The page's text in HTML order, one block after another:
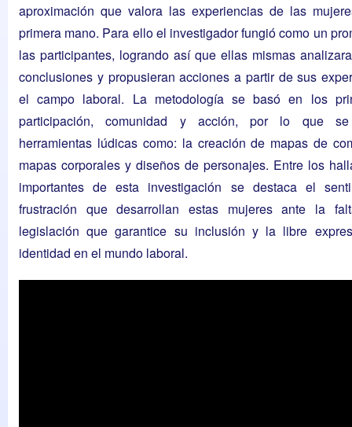
aproximación que valora las experiencias de las
primera mano. Para ello el investigador fungió como un
las participantes, logrando así que ellas mismas
conclusiones y propusieran acciones a partir de sus
el campo laboral. La metodología se basó en los
participación, comunidad y acción, por lo que se
herramientas lúdicas como: la creación de mapas de
mapas corporales y diseños de personajes. Entre los
importantes de esta investigación se destaca el
frustración que desarrollan estas mujeres ante la
legislación que garantice su inclusión y la libre
identidad en el mundo laboral.